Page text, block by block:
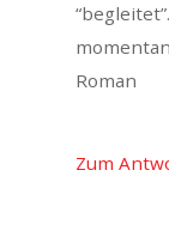
“begleitet”.
Roman
Zum